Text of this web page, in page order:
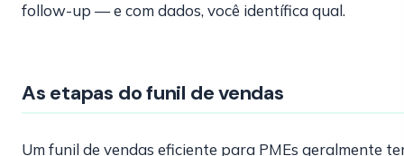
follow-up — e com dados, você identífica qual.
As etapas do funil de vendas
Um funil de vendas eficiente para PMEs geralmente